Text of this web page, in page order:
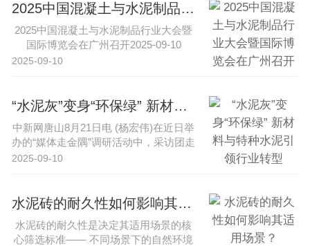
2025中国混凝土与水泥制品行业大会暨国际博览会在广州召开
2025中国混凝土与水泥制品行业大会暨
国际博览会在广州召开2025-09-10
2025-09-10
“水泥灰”变身“环保绿” 新材料与特种水泥引领行业转型
中新网唐山8月21日电 (杨宏伟)在近日举
办的“媒体走金隅”调研活动中，采访团走
进内蒙古锡林郭勒盟、···
2025-09-10
水泥砖的耐久性如何影响其适用场景？
水泥砖的耐久性是决定其适用场景的核
心筛选标准—— 不同场景下的自然环境